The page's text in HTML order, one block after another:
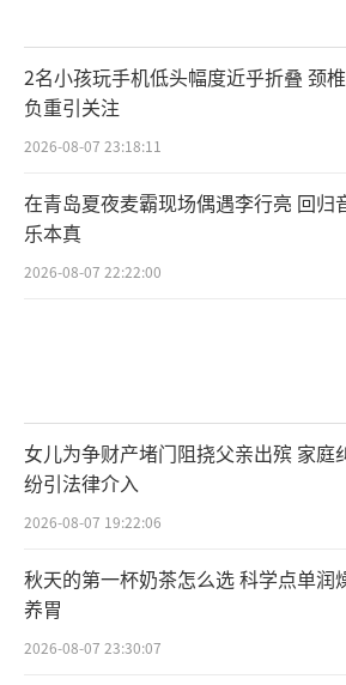
和地方综合行政执法局联合
地的实际情况出发，不同城市
汛期预警持续高挂，还可
6月24日9时许，长沙气
色预警信号，过去1小时湘江
心区、芙蓉区下的多个地区
1小时后，根据全市降雨
长沙市防汛抗旱指挥部依据
预案》，将全市的防汛应急响
上周，刚刚遭遇了自
的广西桂林，更是将防汛应急
到了一级。
2名小孩玩手机低头幅度近乎折叠 颈椎
负重引关注
2026-08-07 23:18:11
在青岛夏夜麦霸现场偶遇李行亮 回归
乐本真
2026-08-07 22:22:00
女儿为争财产堵门阻挠父亲出殡 家庭
纷引法律介入
2026-08-07 19:22:06
秋天的第一杯奶茶怎么选 科学点单润
养胃
2026-08-07 23:30:07